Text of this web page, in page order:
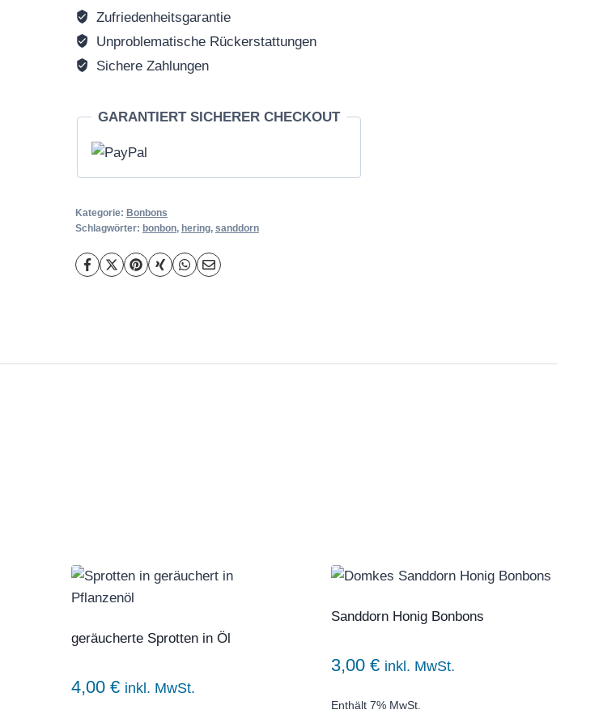
Zufriedenheitsgarantie
Unproblematische Rückerstattungen
Sichere Zahlungen
GARANTIERT SICHERER CHECKOUT
Kategorie: Bonbons
Schlagwörter: bonbon, hering, sanddorn
geräucherte Sprotten in Öl
4,00 € inkl. MwSt.
Sanddorn Honig Bonbons
3,00 € inkl. MwSt.
Enthält 7% MwSt.